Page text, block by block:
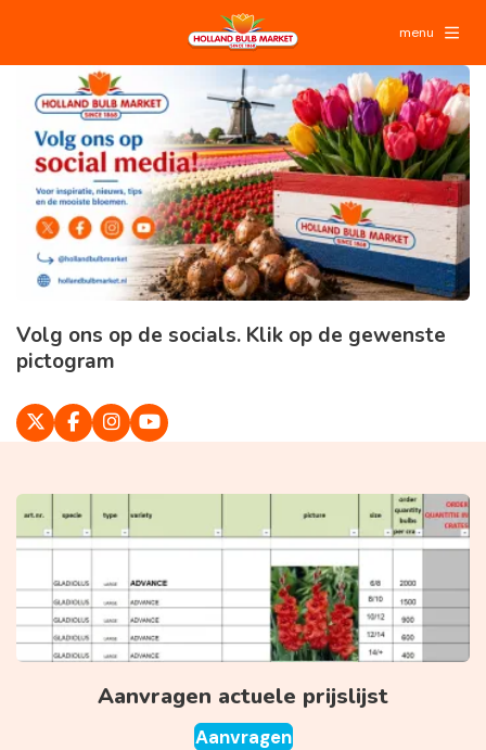
menu
Volg ons op de socials. Klik op de gewenste
pictogram
Aanvragen actuele prijslijst
Aanvragen